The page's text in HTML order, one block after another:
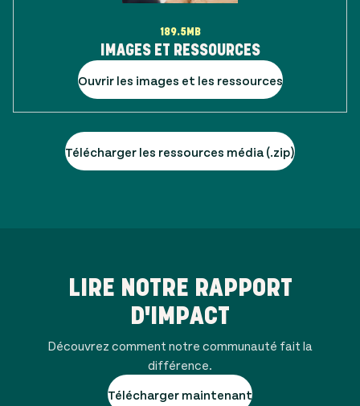
189.5MB
IMAGES ET RESSOURCES
Ouvrir les images et les ressources
Télécharger les ressources média (.zip)
LIRE NOTRE RAPPORT
D'IMPACT
Découvrez comment notre communauté fait la
différence.
Télécharger maintenant